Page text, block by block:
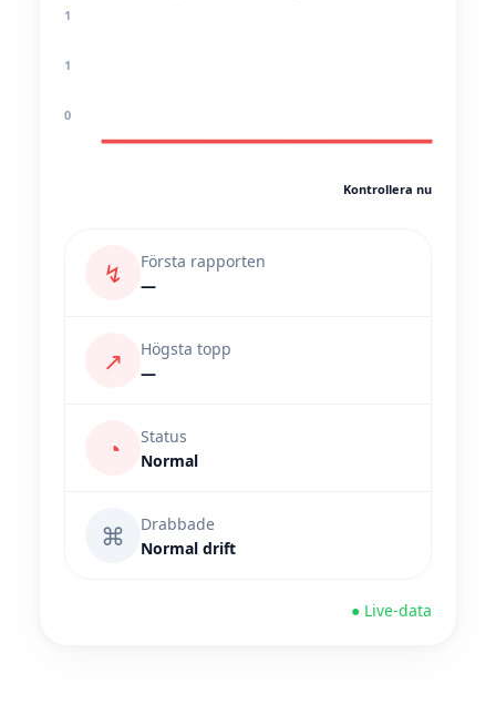
1
1
0
Kontrollera nu
↯
Första rapporten
—
↗
Högsta topp
—
◔
Status
Normal
⌘
Drabbade
Normal drift
● Live-data